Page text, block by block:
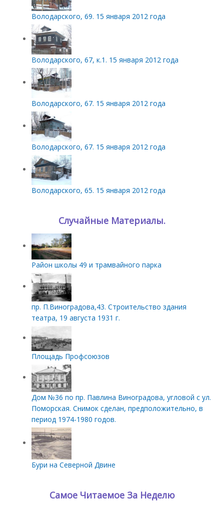
Володарского, 69. 15 января 2012 года
Володарского, 67, к.1. 15 января 2012 года
Володарского, 67. 15 января 2012 года
Володарского, 67. 15 января 2012 года
Володарского, 65. 15 января 2012 года
Случайные Материалы.
Район школы 49 и трамвайного парка
пр. П.Виноградова,43. Строительство здания
театра, 19 августа 1931 г.
Площадь Профсоюзов
Дом №36 по пр. Павлина Виноградова, угловой с ул.
Поморская. Снимок сделан, предположительно, в
период 1974-1980 годов.
Бури на Северной Двине
Самое Читаемое За Неделю